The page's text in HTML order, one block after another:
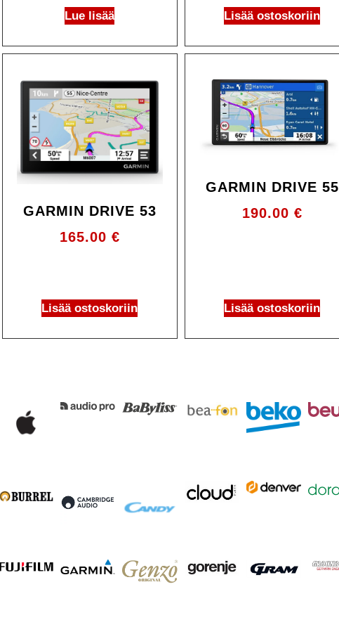
Lue lisää Lisää ostoskoriin
GARMIN DRIVE 53
165.00 €
Lisää ostoskoriin
GARMIN DRIVE 55
190.00 €
Lisää ostoskoriin